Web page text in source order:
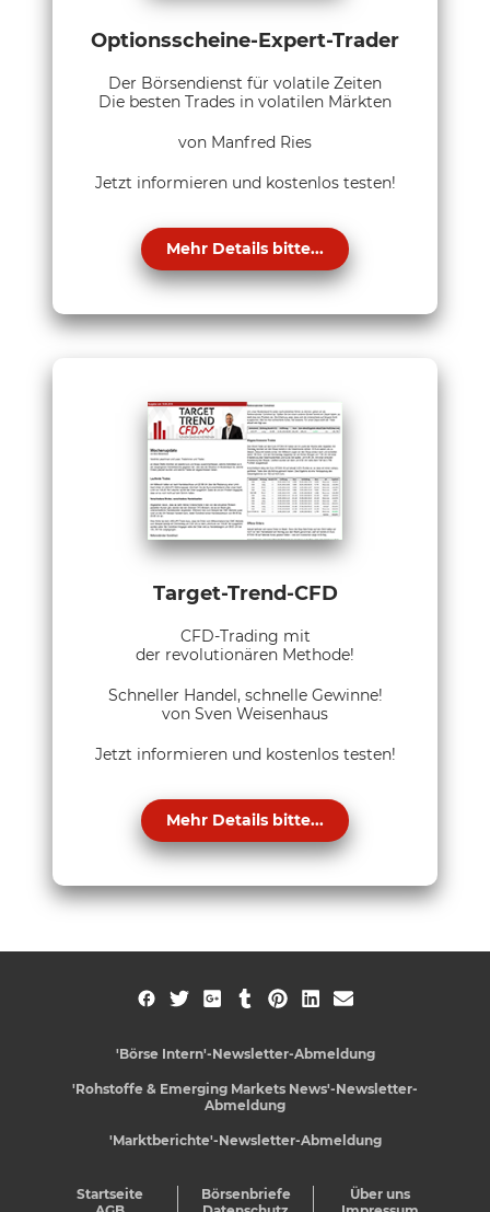
Optionsscheine-Expert-Trader
Der Börsendienst für volatile Zeiten
Die besten Trades in volatilen Märkten
von Manfred Ries
Jetzt informieren und kostenlos testen!
Mehr Details bitte...
Target-Trend-CFD
CFD-Trading mit
der revolutionären Methode!
Schneller Handel, schnelle Gewinne!
von Sven Weisenhaus
Jetzt informieren und kostenlos testen!
Mehr Details bitte...
'Börse Intern'-Newsletter-Abmeldung
'Rohstoffe & Emerging Markets News'-Newsletter-
Abmeldung
'Marktberichte'-Newsletter-Abmeldung
Startseite Börsenbriefe
Über uns